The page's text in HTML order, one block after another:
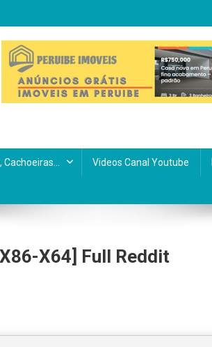
Cachoeiras… Videos Canal Youtube
X64] Full Reddit